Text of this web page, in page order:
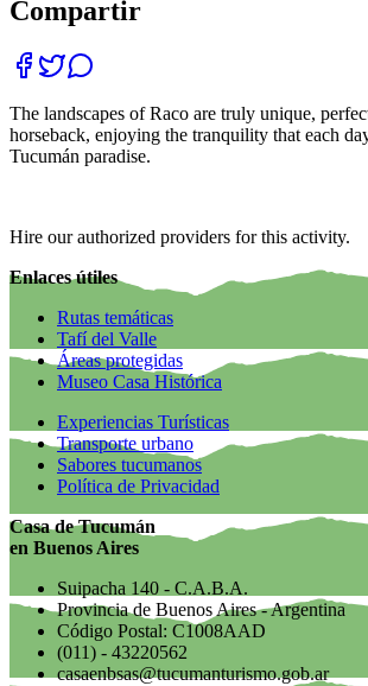
Compartir
The landscapes of Raco are truly unique,
horseback, enjoying the tranquility that each
Tucumán paradise.
Hire our authorized providers for this activity.
Enlaces útiles
Rutas temáticas
Tafí del Valle
Áreas protegidas
Museo Casa Histórica
Experiencias Turísticas
Transporte urbano
Sabores tucumanos
Política de Privacidad
Casa de Tucumán
en Buenos Aires
Suipacha 140 - C.A.B.A.
Provincia de Buenos Aires - Argentina
Código Postal: C1008AAD
(011) - 43220562
casaenbsas@tucumanturismo.gob.ar